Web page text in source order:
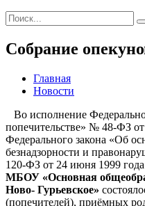
Собрание
Главная
Новости
Во исполнение
попечительстве» № 48-ФЗ от
Федерального закона «Об
безнадзорности и
120-ФЗ от 24 июня 1999 года
МБОУ «Основная
Ново- Гурьевское»
(попечителей), приёмных